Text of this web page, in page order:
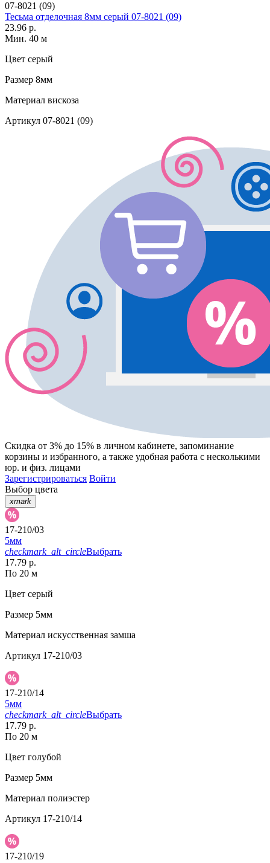
07-8021 (09)
Тесьма отделочная 8мм серый 07-8021 (09)
23.96 р.
Мин. 40 м
Цвет серый
Размер 8мм
Материал вискоза
Артикул 07-8021 (09)
Скидка от 3% до 15% в личном кабинете, запоминание
корзины и избранного, а также удобная работа с несколькими
юр. и физ. лицами
Зарегистрироваться Войти
Выбор цвета
xmark
17-210/03
5мм
checkmark_alt_circleВыбрать
17.79 р.
По 20 м
Цвет серый
Размер 5мм
Материал искусственная замша
Артикул 17-210/03
17-210/14
5мм
checkmark_alt_circleВыбрать
17.79 р.
По 20 м
Цвет голубой
Размер 5мм
Материал полиэстер
Артикул 17-210/14
17-210/19